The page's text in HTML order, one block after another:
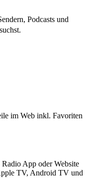
Podcasts und
im Web inkl. Favoriten
App oder Website
TV, Android TV und